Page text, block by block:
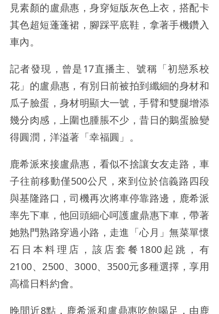
見素顏的盧鼎惠，身穿短版灰色上衣，搭配卡
其色超短蓬蓬裙，腳踩平底鞋，拿著手機鑽入
車內。
記者發現，曾是17直播主、號稱「初戀系校
花」的盧鼎惠，有別日前被拍到纖細的身材和
瓜子臉蛋，身材明顯大一號，手臂和雙腿增添
幾分肉感，上圍也腫脹不少，昔日的鵝蛋臉變
得圓潤，洋溢著「幸福圓」。
鹿希派來接盧鼎惠，看似不捨讓女友走路，車
子往前移動僅500公尺，來到位於信義路四段
與基隆路口，司機再次將車停靠路邊，鹿希派
率先下車，他回頭細心呵護盧鼎惠下車，帶著
她熟門熟路穿過小路，走進「心月」無菜單懷
石日本料理店，該店套餐1800起跳，有
2100、2500、3000、3500元多種選擇，享用
高檔日料約會。
晚間近8點，鹿希派和盧鼎惠吃飽喝足，由鹿